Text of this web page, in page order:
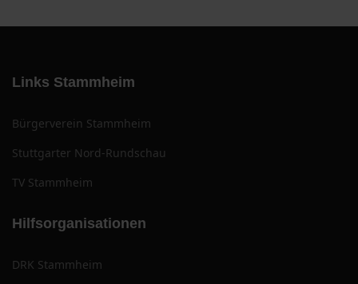
Links Stammheim
Bürgerverein Stammheim
Stuttgarter Nord-Rundschau
TV Stammheim
Hilfsorganisationen
DRK Stammheim